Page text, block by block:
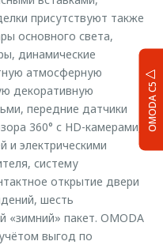
OMODA C5
присутствуют также
основного света,
динамические
атмосферную
декоративную
передние датчики
360° с HD-камерами,
и электрическими
систему
открытие двери
шесть
«зимний» пакет. OMODA
выгод по